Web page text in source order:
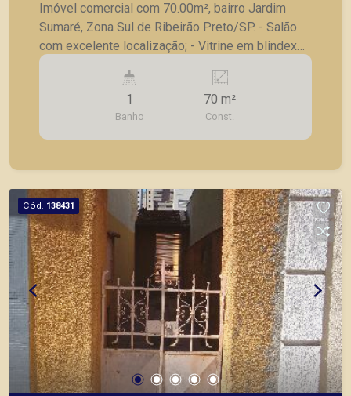
Imóvel comercial com 70.00m², bairro Jardim
Sumaré, Zona Sul de Ribeirão Preto/SP. - Salão
com excelente localização; - Vitrine em blindex
trazendo mais visibilidade para o seu negocio; -
2 ambientes; - Banheiro; - Área de serviço; -
Corredor no fundo. A Piramid tem como objetivo
atender seus clientes com agilidade e segurança,
em locação, vendas de imóveis prontos, usados
1
Banho
70 m²
Const.
Cód. 138431